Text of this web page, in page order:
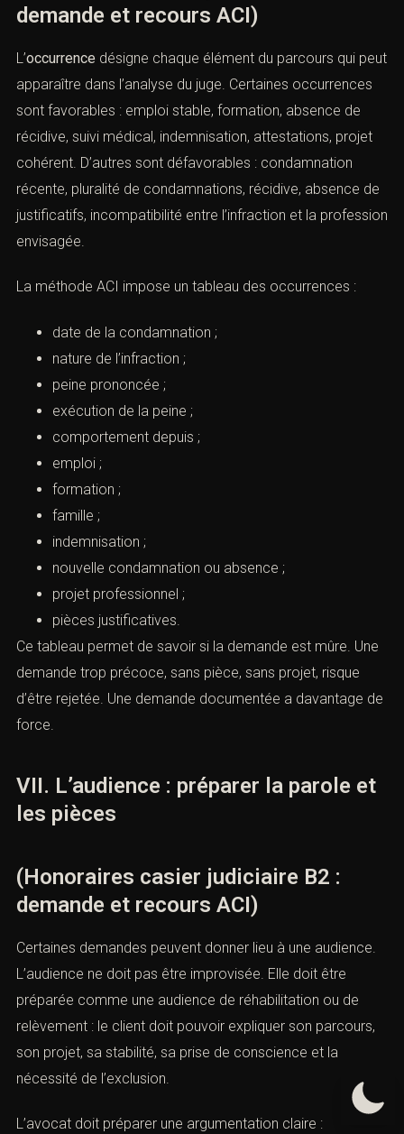
probatoire.
VI. Occurrence : identifier ce qui
renforce ou fragilise la demande
(Honoraires casier judiciaire B2 :
demande et recours ACI)
L’occurrence
occurrences sont favorables : emploi stable, formation,
attestations, projet cohérent. D’autres sont défavorables
La méthode ACI impose un tableau des occurrences :
date de la condamnation ;
nature de l’infraction ;
peine prononcée ;
exécution de la peine ;
comportement depuis ;
emploi ;
formation ;
famille ;
indemnisation ;
projet professionnel ;
pièces justificatives.
risque d’être rejetée. Une demande documentée a
davantage de force.
VII. L’audience : préparer la parole
et les pièces
(Honoraires casier judiciaire B2 :
demande et recours ACI)